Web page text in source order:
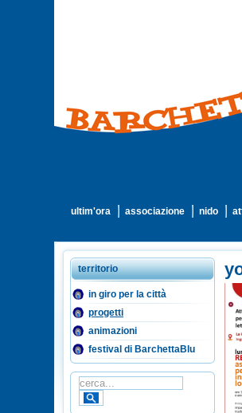
ultim'ora associazione nido
territorio
in giro per la città
progetti
animazioni
festival di BarchettaBlu